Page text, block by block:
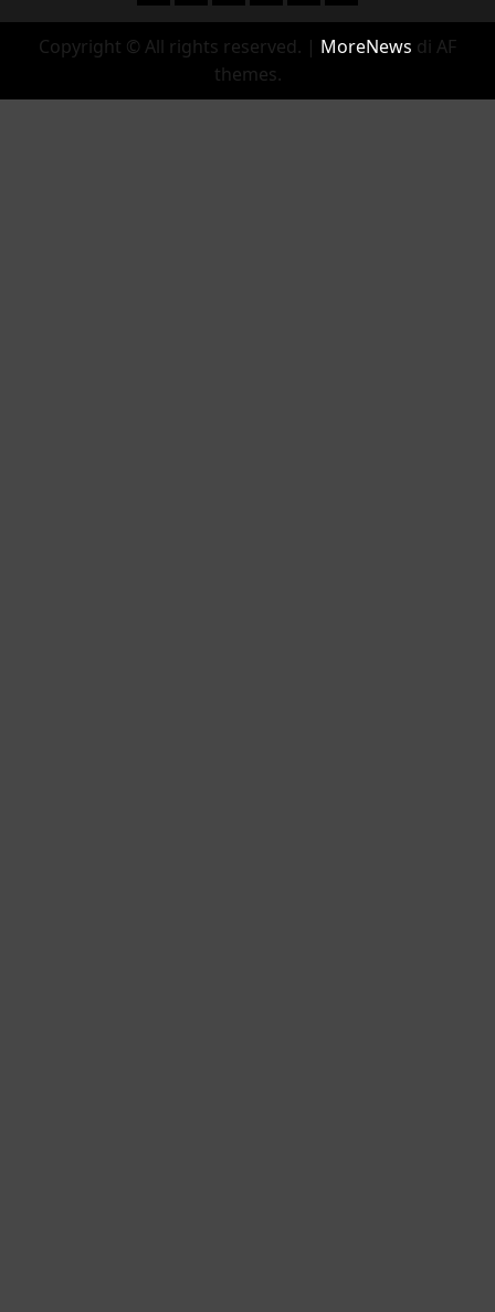
Parco
Naturale
Copyright © All rights reserved. | MoreNews di AF
themes.